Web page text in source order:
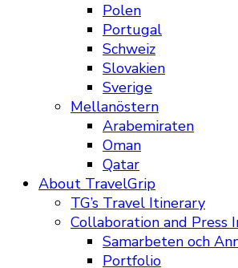
Polen
Portugal
Schweiz
Slovakien
Sverige
Mellanöstern
Arabemiraten
Oman
Qatar
About TravelGrip
TG’s Travel Itinerary
Collaboration and Press
Samarbeten och
Portfolio